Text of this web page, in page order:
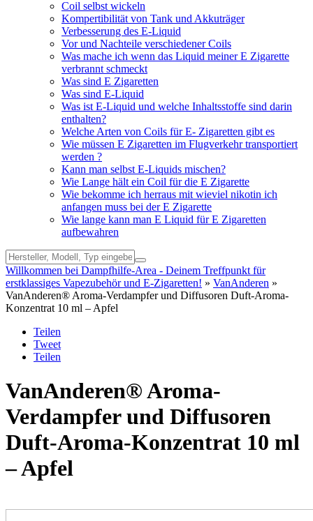
Coil selbst wickeln
Kompertibilität von Tank und Akkuträger
Verbesserung des E-Liquid
Vor und Nachteile verschiedener Coils
Was mache ich wenn das Liquid meiner E Zigarette
verbrannt schmeckt
Was sind E Zigaretten
Was sind E-Liquid
Was ist E-Liquid und welche Inhaltsstoffe sind darin
enthalten?
Welche Arten von Coils für E- Zigaretten gibt es
Wie müssen E Zigaretten im Flugverkehr transportiert
werden ?
Kann man selbst E-Liquids mischen?
Wie Lange hält ein Coil für die E Zigarette
Wie bekomme ich herraus mit wieviel nikotin ich
anfangen muss bei der E Zigarette
Wie lange kann man E Liquid für E Zigaretten
aufbewahren
Willkommen bei Dampfhilfe-Area - Deinem Treffpunkt für
erstklassiges Vapezubehör und E-Zigaretten! » VanAnderen »
VanAnderen® Aroma-Verdampfer und Diffusoren Duft-Aroma-
Konzentrat 10 ml – Apfel
Teilen
Tweet
Teilen
VanAnderen® Aroma-
Verdampfer und Diffusoren
Duft-Aroma-Konzentrat 10 ml
– Apfel